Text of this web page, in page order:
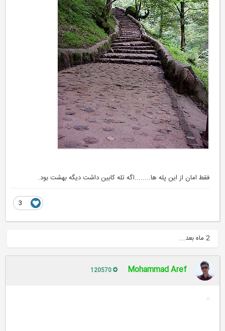
فقط امان از این پله ها........اگه تله کابین داشت دیگه بهشت بود.
Mohammad Aref